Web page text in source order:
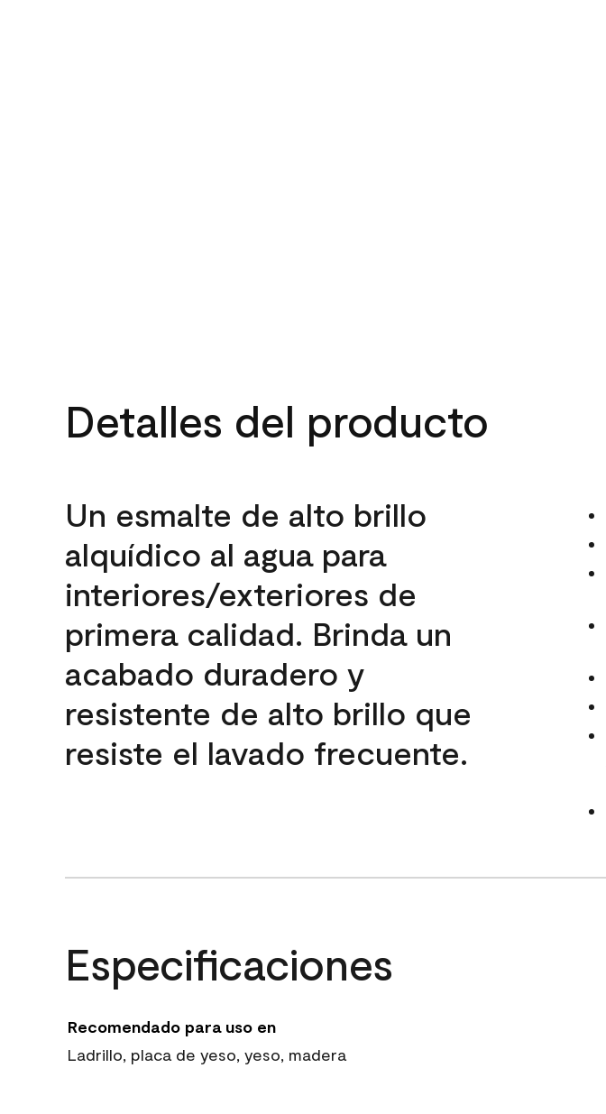
Detalles del producto
Un esmalte de alto brillo
alquídico al agua para
interiores/exteriores de
primera calidad. Brinda un
acabado duradero y
resistente de alto brillo que
resiste el lavado frecuente.
Especificaciones
Recomendado para uso en
Ladrillo, placa de yeso, yeso, madera